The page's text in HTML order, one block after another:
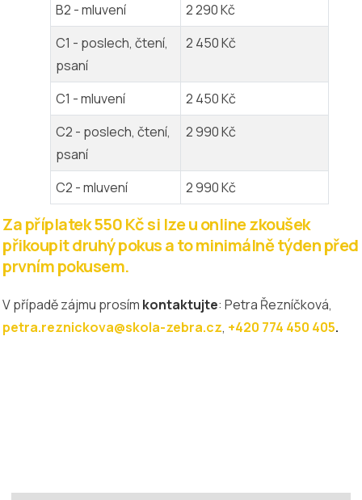
B2 - mluvení
2 290 Kč
C1 - poslech, čtení,
psaní
2 450 Kč
C1 - mluvení
2 450 Kč
C2 - poslech, čtení,
psaní
2 990 Kč
C2 - mluvení 2 990 Kč
Za příplatek 550 Kč si lze u online zkoušek
přikoupit druhý pokus a to minimálně týden před
prvním pokusem.
V případě zájmu prosím kontaktujte: Petra Řezníčková,
petra.reznickova@skola-zebra.cz, +420 774 450 405.